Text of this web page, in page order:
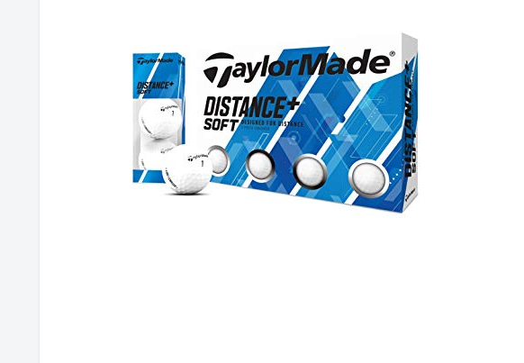
活用シーンとおすすめポイント
アイオノマカバーの性能とメリット
アイオノマカバーの特徴とは？
どんなゴルファーにおすすめか？
実際の飛距離と打感の評価